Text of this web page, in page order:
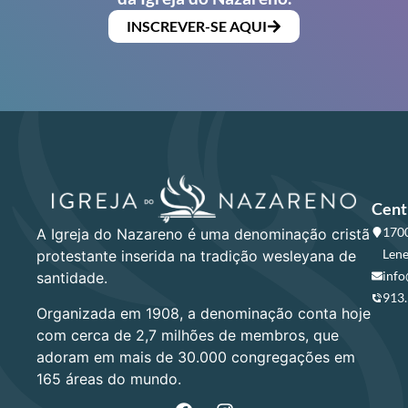
INSCREVER-SE AQUI
A Igreja do Nazareno é uma denominação cristã
protestante inserida na tradição wesleyana de
santidade.
Organizada em 1908, a denominação conta hoje
com cerca de 2,7 milhões de membros, que
adoram em mais de 30.000 congregações em
165 áreas do mundo.